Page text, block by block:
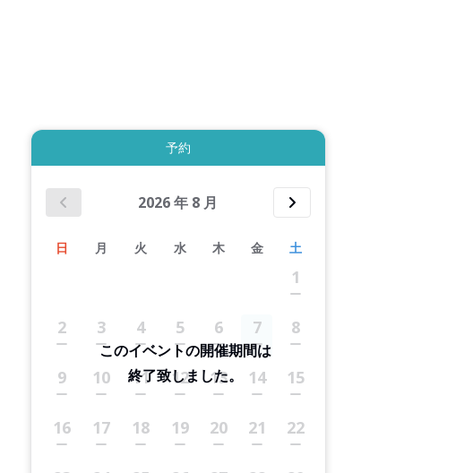
予約
2026年 8 月
日 月 火 水 木 金 土
1
2 3 4 5 6 7 8
9 10 11 12 13 14 15
16 17 18 19 20 21 22
このイベントの開催期間は
終了致しました。